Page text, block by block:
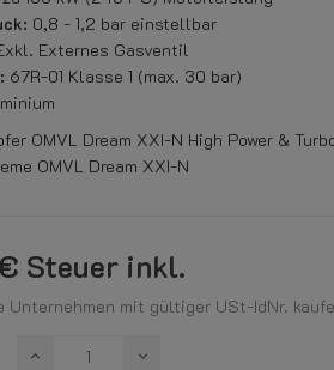
0,8 - 1,2 bar einstellbar
Externes Gasventil
67R-01 Klasse 1 (max. 30 bar)
OMVL Dream XXI-N High Power &
OMVL Dream XXI-N
Steuer inkl.
Unternehmen mit gültiger USt-IdNr.